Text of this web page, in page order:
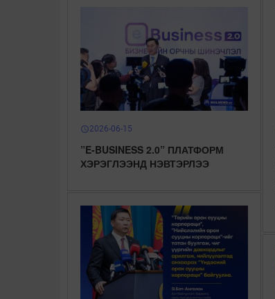
schedule2026-06-15
”E-BUSINESS 2.0” ПЛАТФОРМ
ХЭРЭГЛЭЭНД НЭВТЭРЛЭЭ